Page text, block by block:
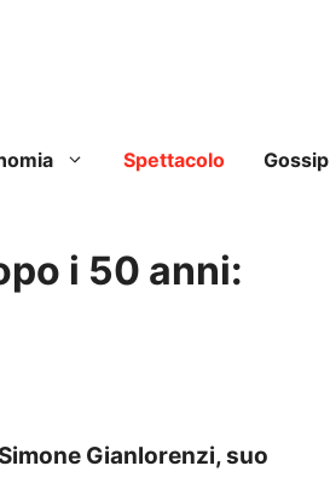
Spettacolo Gossip
i 50 anni:
Gianlorenzi, suo